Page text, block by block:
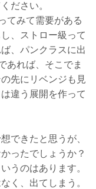
ださい。
てみて需要がある
、ストロー級って
、パンクラスに出
あれば、そこでま
先にリベンジも見
違う展開を作って
できたと思うが、
ったでしょうか？
うのはあります。
く、出てしまう。